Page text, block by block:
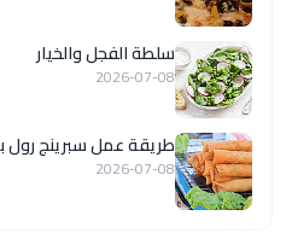
سلطة الفجل والخيار
2026-07-08
طريقة عمل سبرينج رول
2026-07-08